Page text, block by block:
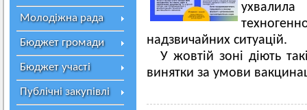
Молодіжна рада
Бюджет громади
Бюджет участі
Публічні закупівлі
надзвичайних ситуацій.
У жовтій зоні діють
винятки за умови